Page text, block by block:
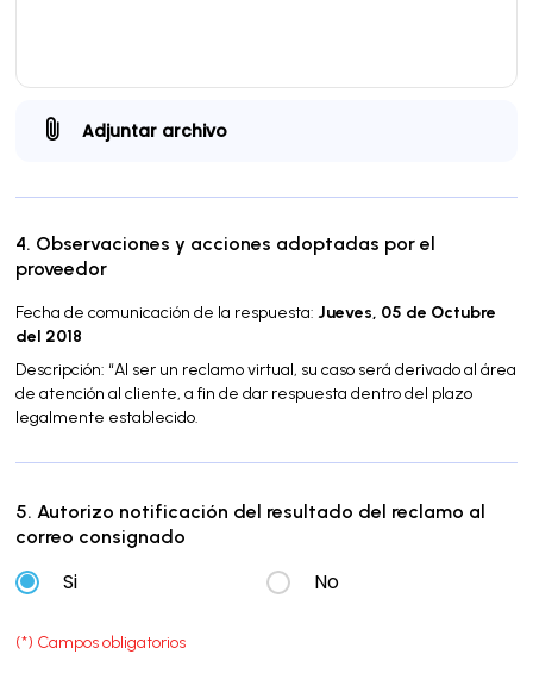
Adjuntar archivo
4. Observaciones y acciones adoptadas por el
proveedor
Fecha de comunicación de la respuesta:Jueves, 05 de Octubre
del 2018
Descripción: “Al ser un reclamo virtual, su caso será derivado al área
de atención al cliente, a fin de dar respuesta dentro del plazo
legalmente establecido.
5. Autorizo notificación del resultado del reclamo al
correo consignado
Si No
(*) Campos obligatorios